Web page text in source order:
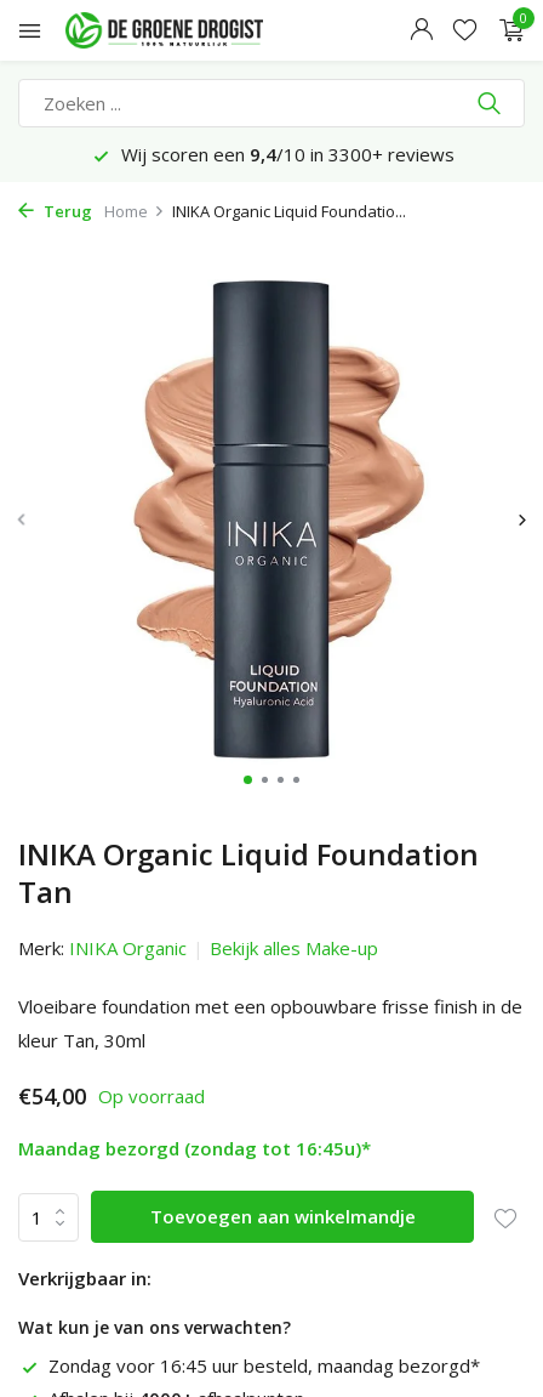
0
Wij scoren een 9,4/10 in 3300+ reviews
Terug Home INIKA Organic Liquid Foundatio...
INIKA Organic Liquid Foundation
Tan
Merk: INIKA Organic Bekijk alles Make-up
Vloeibare foundation met een opbouwbare frisse finish in de
kleur Tan, 30ml
€54,00 Op voorraad
Maandag bezorgd (zondag tot 16:45u)*
Toevoegen aan winkelmandje
Verkrijgbaar in:
Wat kun je van ons verwachten?
Zondag voor 16:45 uur besteld, maandag bezorgd*